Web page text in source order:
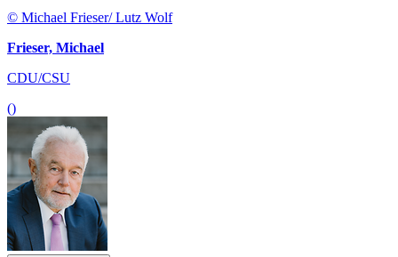
© Michael Frieser/ Lutz Wolf
Frieser, Michael
CDU/CSU
()